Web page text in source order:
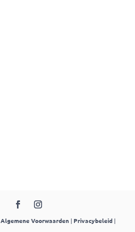
Algemene Voorwaarden | Privacybeleid |